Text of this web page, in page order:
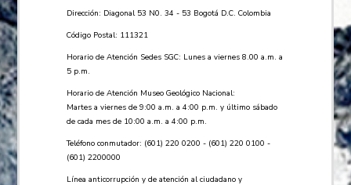
Dirección: Diagonal 53 N0. 34 - 53 Bogotá D.C. Colombia
Código Postal: 111321
Horario de Atención Sedes SGC: Lunes a viernes 8.00 a.m. a
5 p.m.
Horario de Atención Museo Geológico Nacional:
Martes a viernes de 9:00 a.m. a 4:00 p.m. y último sábado
de cada mes de 10:00 a.m. a 4:00 p.m.
Teléfono conmutador: (601) 220 0200 - (601) 220 0100 -
(601) 2200000
Línea anticorrupción y de atención al ciudadano y